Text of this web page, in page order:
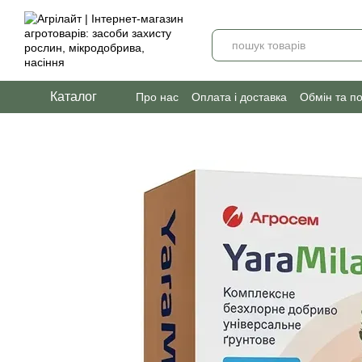
Перейти до основного контенту
Каталог Про нас Оплата і доставка Обмін та